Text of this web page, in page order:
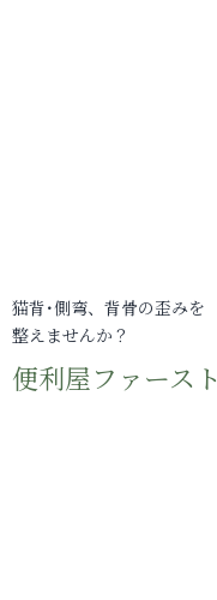
猫背･側弯、背骨の歪みを
整えませんか？
便利屋ファースト